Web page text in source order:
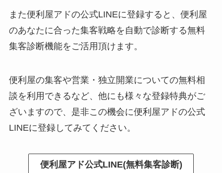
また便利屋アドの公式LINEに登録すると、便利屋
のあなたに合った集客戦略を自動で診断する無料
集客診断機能をご活用頂けます。
便利屋の集客や営業・独立開業についての無料相
談を利用できるなど、他にも様々な登録特典がご
ざいますので、是非この機会に便利屋アドの公式
LINEに登録してみてください。
便利屋アド公式LINE(無料集客診断)